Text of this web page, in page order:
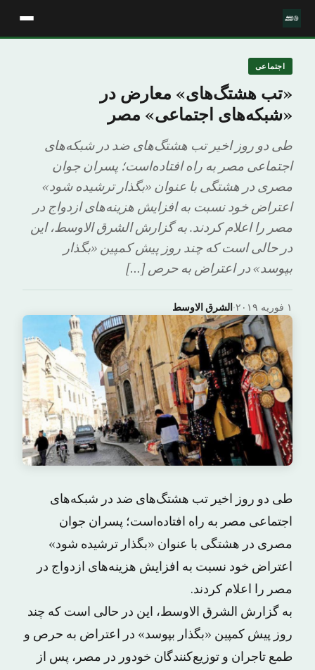
اجتماعی
«تب هشتگ‌های» معارض در
«شبکه‌های اجتماعی» مصر
طی دو روز اخیر تب هشتگ‌های ضد در شبکه‌های
اجتماعی مصر به راه افتاده‌است؛ پسران جوان
مصری در هشتگی با عنوان «بگذار ترشیده شود»
اعتراض خود نسبت به افزایش هزینه‌های ازدواج در
مصر را اعلام کردند. به گزارش الشرق الاوسط، این
در حالی است که چند روز پیش کمپین «بگذار
بپوسد» در اعتراض به حرص […]
الشرق الاوسط· ۱ فوریه ۲۰۱۹
طی دو روز اخیر تب هشتگ‌های ضد در شبکه‌های
اجتماعی مصر به راه افتاده‌است؛ پسران جوان
مصری در هشتگی با عنوان «بگذار ترشیده شود»
اعتراض خود نسبت به افزایش هزینه‌های ازدواج در
مصر را اعلام کردند.
به گزارش الشرق الاوسط، این در حالی است که چند
روز پیش کمپین «بگذار بپوسد» در اعتراض به حرص و
طمع تاجران و توزیع‌کنندگان خودور در مصر، پس از